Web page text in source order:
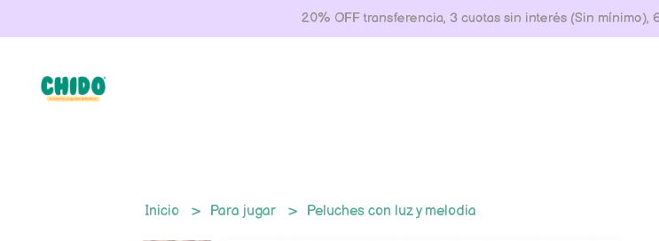
20% OFF transferencia, 3 cuotas sin interés (Sin mínimo),
Inicio Para jugar Peluches con luz y melodia